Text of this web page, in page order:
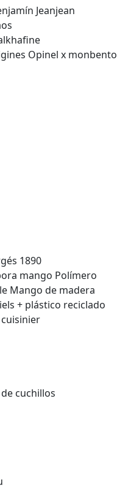
Jeanjean
Opinel x monbento
1890
mango Polímero
Mango de madera
+ plástico reciclado
cuisinier
cuchillos